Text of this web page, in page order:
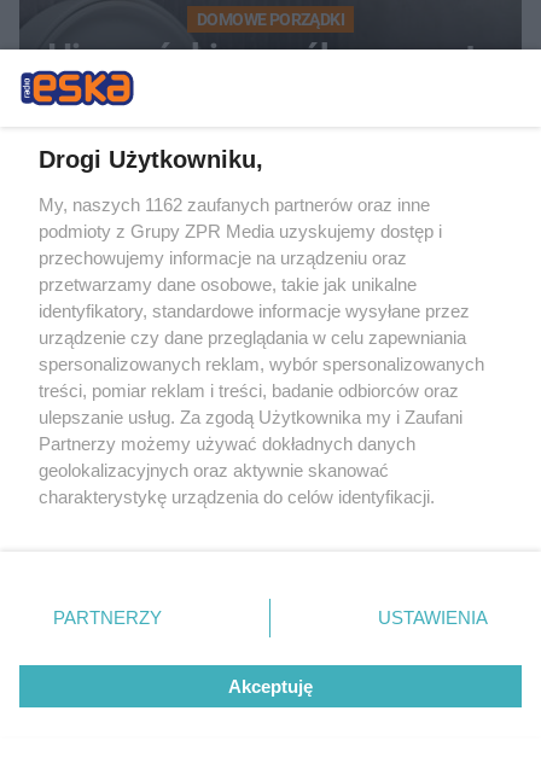
DOMOWE PORZĄDKI
Hiszpański sposób na czystą
toaletę. Rozpuszcza kamień i
osady przez noc
RZADKIE IMIONA
To imię brzmi jak nazwa
Polsce nosi je zaledwie 3
kobiety
Drogi Użytkowniku,
My, naszych 1162 zaufanych partnerów oraz inne
podmioty z Grupy ZPR Media uzyskujemy dostęp i
przechowujemy informacje na urządzeniu oraz
przetwarzamy dane osobowe, takie jak unikalne
identyfikatory, standardowe informacje wysyłane przez
urządzenie czy dane przeglądania w celu zapewniania
spersonalizowanych reklam, wybór spersonalizowanych
treści, pomiar reklam i treści, badanie odbiorców oraz
ulepszanie usług. Za zgodą Użytkownika my i Zaufani
Partnerzy możemy używać dokładnych danych
geolokalizacyjnych oraz aktywnie skanować
charakterystykę urządzenia do celów identyfikacji.
zmienić/wycofać klikając przycisk ustawień prywatności
znajdujący się w lewym dolnym rogu strony
rodzaje przetwarzania danych nie wymagają zgody
użytkownika, ale masz prawo sprzeciwić się takiemu
przetwarzaniu. Preferencje będą miały zastosowanie tylko
PARTNERZY USTAWIENIA
Akceptuję